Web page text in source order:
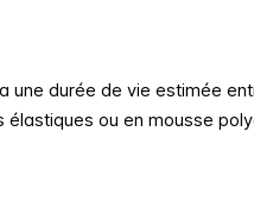
une durée de vie estimée
ou en mousse